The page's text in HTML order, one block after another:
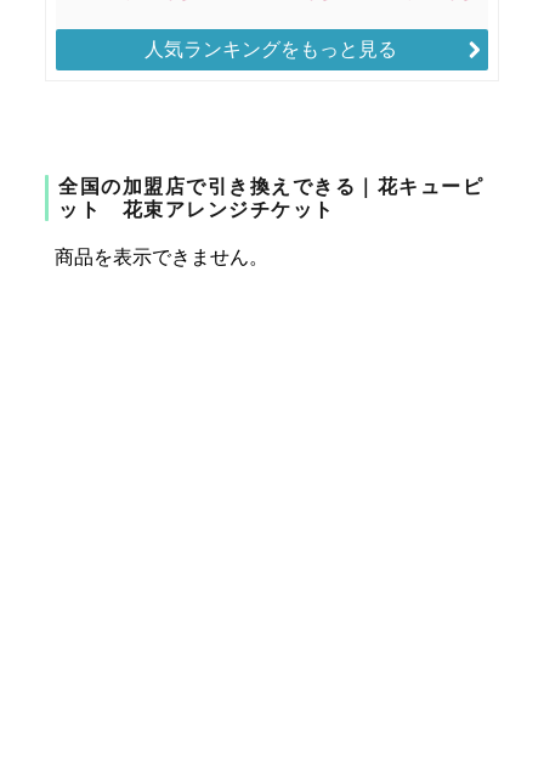
人気ランキングをもっと見る
全国の加盟店で引き換えできる｜花キューピ
ット 花束アレンジチケット